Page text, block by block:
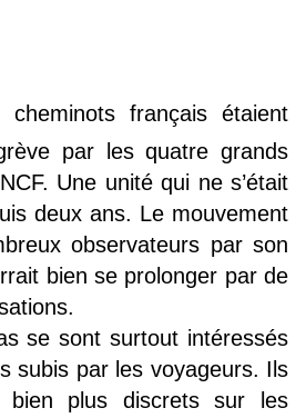
français étaient
par les quatre grands
Une unité qui ne s’était
deux ans. Le mouvement
observateurs par son
bien se prolonger par de
se sont surtout intéressés
subis par les voyageurs. Ils
bien plus discrets sur les